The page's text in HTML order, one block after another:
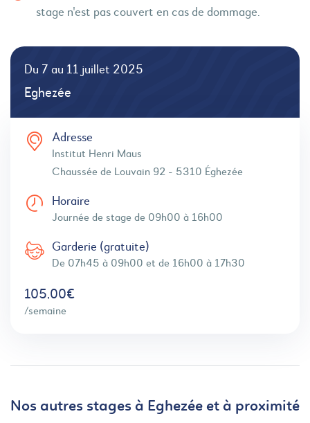
stage n'est pas couvert en cas de dommage.
Du 7 au 11 juillet 2025
Eghezée
Adresse
Institut Henri Maus
Chaussée de Louvain 92 - 5310 Éghezée
Horaire
Journée de stage de 09h00 à 16h00
Garderie (gratuite)
De 07h45 à 09h00 et de 16h00 à 17h30
105,00€
/semaine
Nos autres stages à Eghezée et à proximité